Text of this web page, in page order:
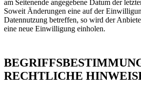
am Seitenende angegebene Datum der
Soweit Änderungen eine auf der
Datennutzung betreffen, so wird der
eine neue Einwilligung einholen.
RECHTLICHE